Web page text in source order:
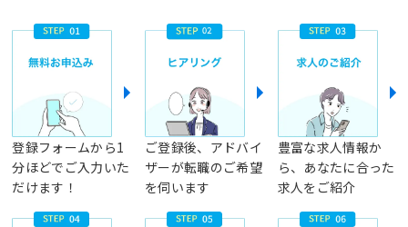
登録フォームから1
分ほどでご入力いた
だけます！
ご登録後、アドバイ
ザーが転職のご希望
を伺います
豊富な求人情報か
ら、あなたに合った
求人をご紹介